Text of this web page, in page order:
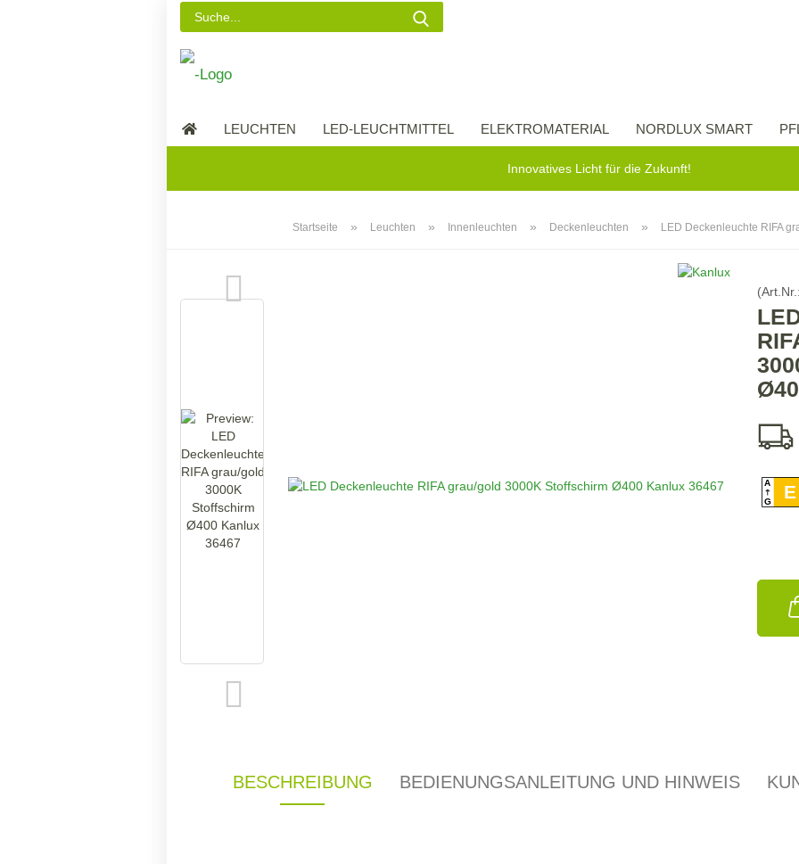
Innovatives Licht für die Zukunft!
LEUCHTEN LED-LEUCHTMITTEL ELEKTROMATERIAL NORDLUX SMART
Startseite » Leuchten » Innenleuchten » Deckenleuchten » LED Deckenleuchte RIFA
A
GE
BESCHREIBUNG BEDIENUNGSANLEITUNG UND HINWEIS